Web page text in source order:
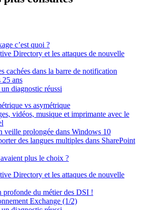
c’est quoi ?
Directory et les attaques de nouvelle
cachées dans la barre de notification
25 ans
diagnostic réussi
vs asymétrique
vidéos, musique et imprimante avec le
veille prolongée dans Windows 10
des langues multiples dans SharePoint
plus le choix ?
Directory et les attaques de nouvelle
profonde du métier des DSI !
Exchange (1/2)